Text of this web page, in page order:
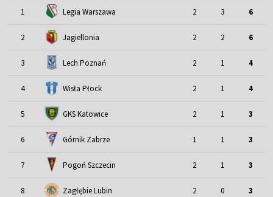
1 Legia Warszawa 2 3 6
2 Jagiellonia 2 2 6
3 Lech Poznań 2 1 4
4 Wisła Płock 2 1 4
5 GKS Katowice 2 1 3
6 Górnik Zabrze 1 1 3
7 Pogoń Szczecin 2 1 3
8 Zagłębie Lubin 2 0 3